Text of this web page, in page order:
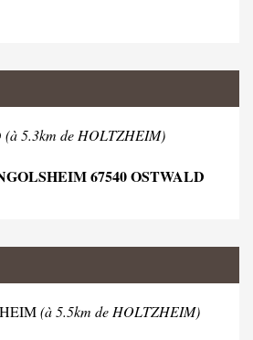
(à 5.3km de HOLTZHEIM)
67540 OSTWALD
(à 5.5km de HOLTZHEIM)